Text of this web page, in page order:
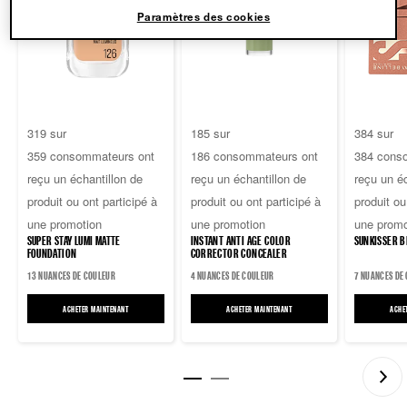
sur
5
étoiles.
359
avis
319 sur
359 consommateurs ont
reçu un échantillon de
produit ou ont participé à
une promotion
SUPER STAY LUMI MATTE
FOUNDATION
13 NUANCES DE COULEUR
ACHETER MAINTENANTSUPER STAY LUMI MATTE FOUNDATION
sur
5
étoiles.
186
avis
185 sur
186 consommateurs ont
reçu un échantillon de
produit ou ont participé à
une promotion
INSTANT ANTI AGE COLOR
CORRECTOR CONCEALER
4 NUANCES DE COULEUR
ACHETER MAINTENANTINSTANT ANTI AGE COLOR CORRECTOR
sur
5
étoiles.
384
avis
384 sur
384
reçu un
produit
une
SUNKISSER
7 NUANCES DE
Paramètres des cookies